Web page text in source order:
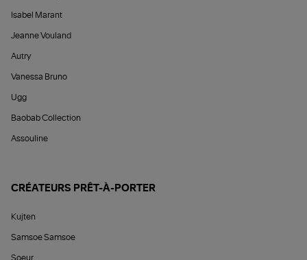
Isabel Marant
Jeanne Vouland
Autry
Vanessa Bruno
Ugg
Baobab Collection
Assouline
CRÉATEURS PRÊT-À-PORTER
Kujten
Samsoe Samsoe
Soeur